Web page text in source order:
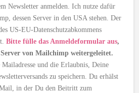
Newsletter anmelden. Ich nutze dafür
dessen Server in den USA stehen. Der
US-EU-Datenschutzabkommens
Bitte fülle das Anmeldeformular aus,
von Mailchimp weitergeleitet.
und die Erlaubnis, Deine
zu speichern. Du erhälst
in der Du den Beitritt zum